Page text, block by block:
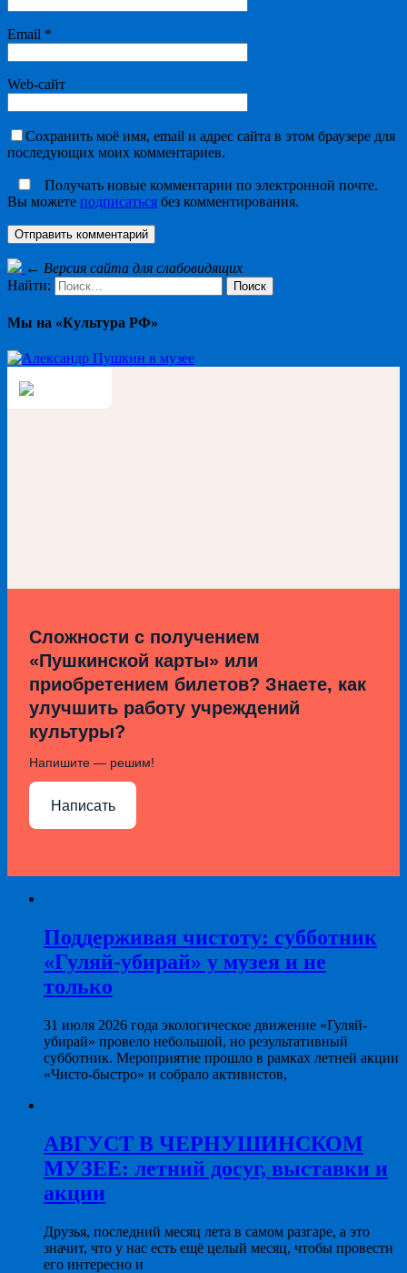
Email *
Web-сайт
Сохранить моё имя, email и адрес сайта в этом браузере для
последующих моих комментариев.
Получать новые комментарии по электронной почте.
Вы можете подписаться без комментирования.
← Версия сайта для слабовидящих
Найти:
Мы на «Культура РФ»
Сложности с получением
«Пушкинской карты» или
приобретением билетов? Знаете, как
улучшить работу учреждений
культуры?
Напишите — решим!
Написать
Поддерживая чистоту: субботник
«Гуляй-убирай» у музея и не
только
31 июля 2026 года экологическое движение «Гуляй-
убирай» провело небольшой, но результативный
субботник. Мероприятие прошло в рамках летней акции
«Чисто-быстро» и собрало активистов,
АВГУСТ В ЧЕРНУШИНСКОМ
МУЗЕЕ: летний досуг, выставки и
акции
Друзья, последний месяц лета в самом разгаре, а это
значит, что у нас есть ещё целый месяц, чтобы провести
его интересно и